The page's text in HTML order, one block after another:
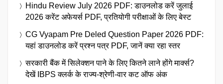
Hindu Review July 2026 PDF: डाउनलोड करें जुलाई
2026 करेंट अफेयर्स PDF, प्रतियोगी परीक्षाओं के लिए बेस्ट
CG Vyapam Pre Deled Question Paper 2026 PDF:
यहां डाउनलोड करें प्रश्न पत्र PDF, जानें क्या रहा स्तर
सरकारी बैंक में सिलेक्शन पाने के लिए कितने लाने होंगे मार्क्स?
देखें IBPS क्लर्क के राज्य-श्रेणी-वार कट ऑफ अंक